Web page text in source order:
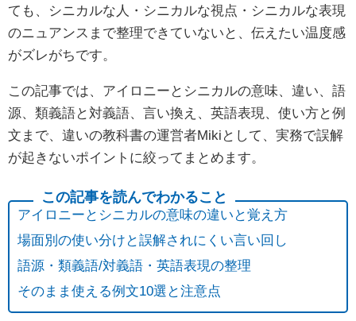
ても、シニカルな人・シニカルな視点・シニカルな表現
のニュアンスまで整理できていないと、伝えたい温度感
がズレがちです。
この記事では、アイロニーとシニカルの意味、違い、語
源、類義語と対義語、言い換え、英語表現、使い方と例
文まで、違いの教科書の運営者Mikiとして、実務で誤解
が起きないポイントに絞ってまとめます。
アイロニーとシニカルの意味の違いと覚え方
場面別の使い分けと誤解されにくい言い回し
語源・類義語/対義語・英語表現の整理
そのまま使える例文10選と注意点